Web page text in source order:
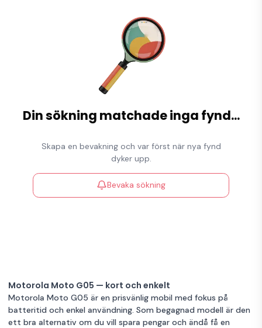
Din sökning matchade inga fynd...
Skapa en bevakning och var först när nya fynd
dyker upp.
Bevaka sökning
Motorola Moto G05 — kort och enkelt
Motorola Moto G05 är en prisvänlig mobil med fokus på
batteritid och enkel användning. Som begagnad modell är den
ett bra alternativ om du vill spara pengar och ändå få en